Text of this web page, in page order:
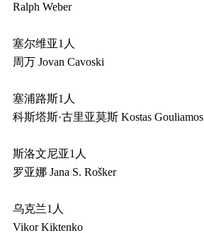
Ralph Weber
塞尔维亚1人
周万 Jovan Cavoski
塞浦路斯1人
科斯塔斯·古里亚莫斯 Kostas Gouliamos
斯洛文尼亚1人
罗亚娜 Jana S. Rošker
乌克兰1人
Vikor Kiktenko